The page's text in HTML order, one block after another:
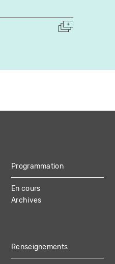
Programmation
En cours
Archives
Renseignements